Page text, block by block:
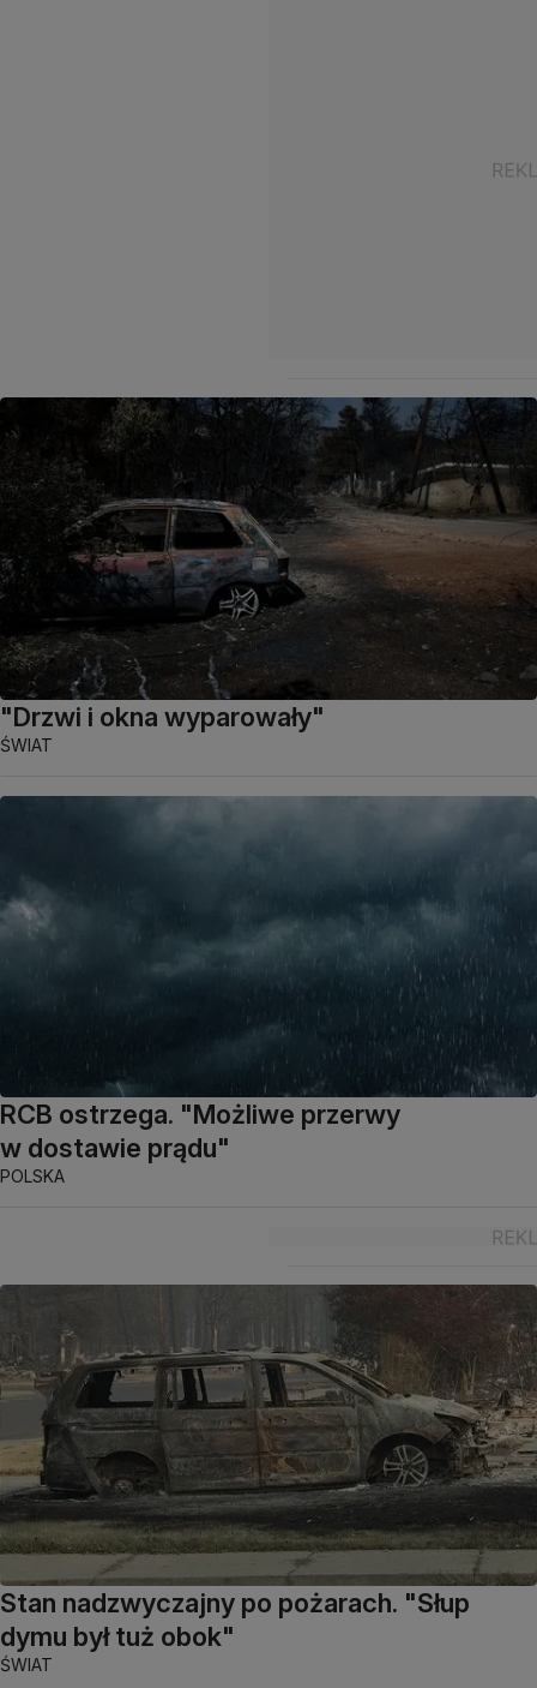
"Drzwi i okna wyparowały"
ŚWIAT
RCB ostrzega. "Możliwe przerwy
w dostawie prądu"
POLSKA
Stan nadzwyczajny po pożarach. "Słup
dymu był tuż obok"
ŚWIAT